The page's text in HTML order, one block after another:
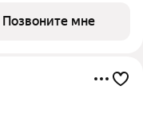
В квартире один
Позвоните мне